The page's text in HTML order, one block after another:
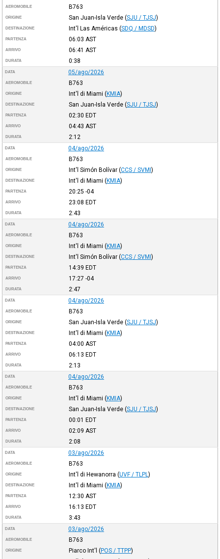
AEROMOBILE B763
ORIGINE San Juan-Isla Verde (SJU / TJSJ)
DESTINAZIONE Int'l Las Américas (SDQ / MDSD)
PARTENZA 06:03 AST
ARRIVO 06:41 AST
DURATA 0:38
DATA 05/ago/2026
AEROMOBILE B763
ORIGINE Int'l di Miami (KMIA)
DESTINAZIONE San Juan-Isla Verde (SJU / TJSJ)
PARTENZA 02:30 EDT
ARRIVO 04:43 AST
DURATA 2:12
DATA 04/ago/2026
AEROMOBILE B763
ORIGINE Int'l Simón Bolívar (CCS / SVMI)
DESTINAZIONE Int'l di Miami (KMIA)
PARTENZA 20:25 -04
ARRIVO 23:08 EDT
DURATA 2:43
DATA 04/ago/2026
AEROMOBILE B763
ORIGINE Int'l di Miami (KMIA)
DESTINAZIONE Int'l Simón Bolívar (CCS / SVMI)
PARTENZA 14:39 EDT
ARRIVO 17:27 -04
DURATA 2:47
DATA 04/ago/2026
AEROMOBILE B763
ORIGINE San Juan-Isla Verde (SJU / TJSJ)
DESTINAZIONE Int'l di Miami (KMIA)
PARTENZA 04:00 AST
ARRIVO 06:13 EDT
DURATA 2:13
DATA 04/ago/2026
AEROMOBILE B763
ORIGINE Int'l di Miami (KMIA)
DESTINAZIONE San Juan-Isla Verde (SJU / TJSJ)
PARTENZA 00:01 EDT
ARRIVO 02:09 AST
DURATA 2:08
DATA 03/ago/2026
AEROMOBILE B763
ORIGINE Int'l di Hewanorra (UVF / TLPL )
DESTINAZIONE Int'l di Miami (KMIA)
PARTENZA 12:30 AST
ARRIVO 16:13 EDT
DURATA 3:43
DATA 03/ago/2026
AEROMOBILE B763
ORIGINE Piarco Int'l (POS / TTPP)